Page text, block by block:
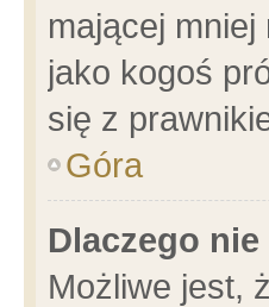
mającej
jako kogoś
się z
Góra
Dlaczego
Możliwe jest,